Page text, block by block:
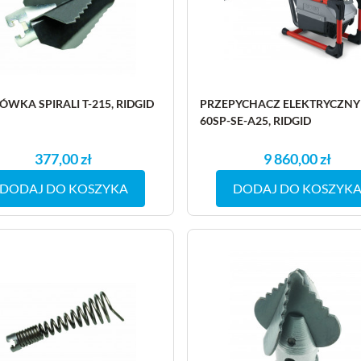
SPIRALI T-215, RIDGID
377,00 zł
DODAJ DO KOSZYKA
PRZEPYCHACZ
60SP-SE-A25, RIDGID
9 860,00 zł
DODAJ DO KOSZYKA